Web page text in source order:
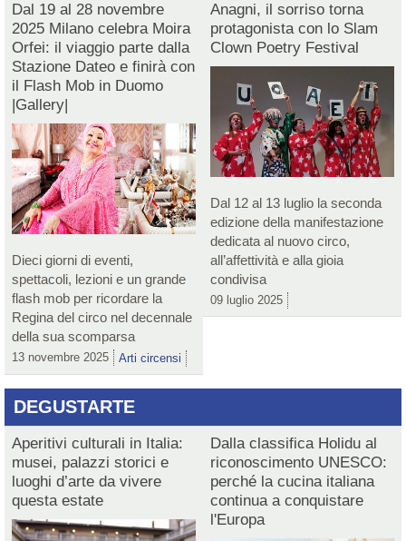
Dal 19 al 28 novembre
2025 Milano celebra Moira
Orfei: il viaggio parte dalla
Stazione Dateo e finirà con
il Flash Mob in Duomo
|Gallery|
Dieci giorni di eventi,
spettacoli, lezioni e un grande
flash mob per ricordare la
Regina del circo nel decennale
della sua scomparsa
13 novembre 2025 Arti circensi
Anagni, il sorriso torna
protagonista con lo Slam
Clown Poetry Festival
Dal 12 al 13 luglio la seconda
edizione della manifestazione
dedicata al nuovo circo,
all’affettività e alla gioia
condivisa
09 luglio 2025
DEGUSTARTE
Aperitivi culturali in Italia:
musei, palazzi storici e
luoghi d’arte da vivere
questa estate
Dalla classifica Holidu al
riconoscimento UNESCO:
perché la cucina italiana
continua a conquistare
l'Europa